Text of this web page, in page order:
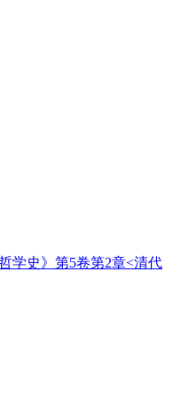
学史》第5卷第2章<清代